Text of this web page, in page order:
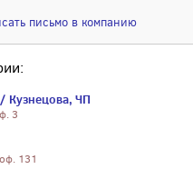
письмо в компанию
Кузнецова, ЧП
3
131